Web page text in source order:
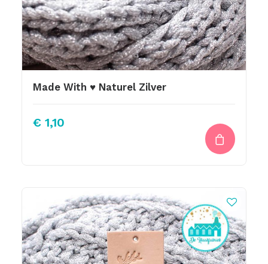
Made With ♥ Naturel Zilver
€ 1,10